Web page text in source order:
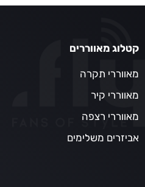
קטלוג מאווררים
מאווררי תקרה
מאווררי קיר
מאווררי רצפה
אביזרים משלימים